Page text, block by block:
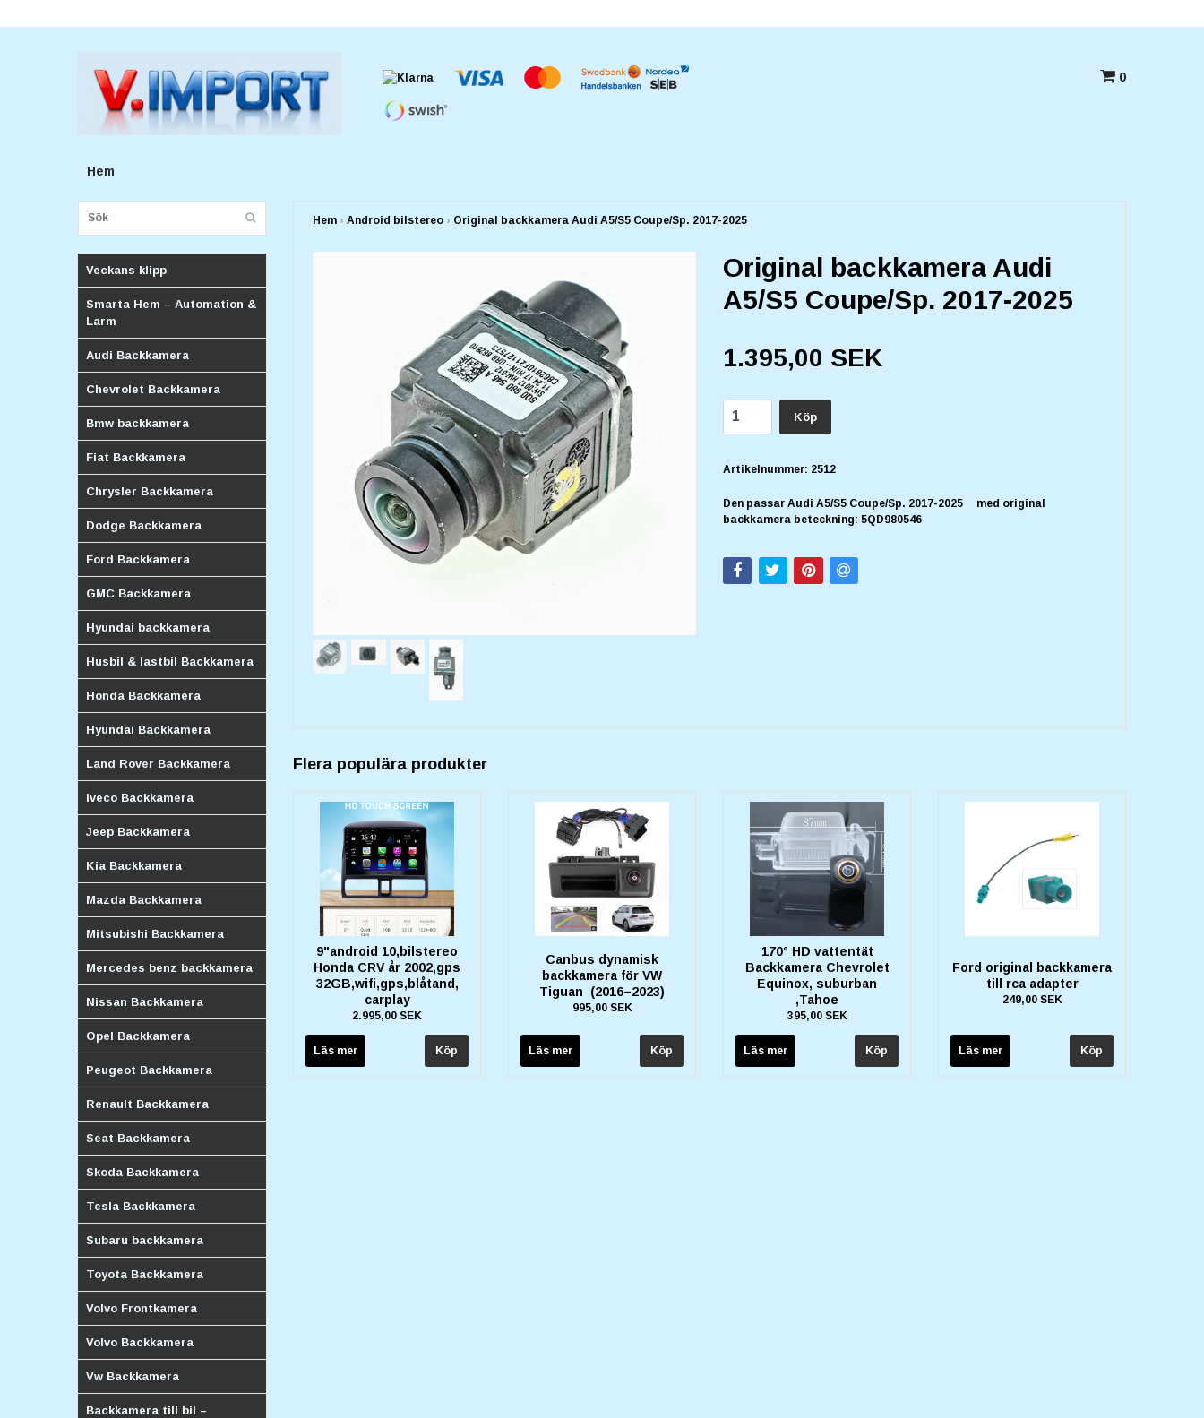
0
Hem
Veckans klipp
Smarta Hem – Automation &
Larm
Audi Backkamera
Chevrolet Backkamera
Bmw backkamera
Fiat Backkamera
Chrysler Backkamera
Dodge Backkamera
Ford Backkamera
GMC Backkamera
Hyundai backkamera
Husbil & lastbil Backkamera
Honda Backkamera
Hyundai Backkamera
Land Rover Backkamera
Iveco Backkamera
Jeep Backkamera
Kia Backkamera
Mazda Backkamera
Mitsubishi Backkamera
Mercedes benz backkamera
Nissan Backkamera
Opel Backkamera
Peugeot Backkamera
Renault Backkamera
Seat Backkamera
Skoda Backkamera
Tesla Backkamera
Subaru backkamera
Toyota Backkamera
Volvo Frontkamera
Volvo Backkamera
Vw Backkamera
Backkamera till bil –
Hem › Android bilstereo › Original backkamera Audi A5/S5 Coupe/Sp. 2017-2025
Original backkamera Audi
A5/S5 Coupe/Sp. 2017-2025
1.395,00 SEK
Köp
Artikelnummer: 2512
Den passar Audi A5/S5 Coupe/Sp. 2017-2025 med original
backkamera beteckning: 5QD980546
Flera populära produkter
9"android 10,bilstereo
Honda CRV år 2002,gps
32GB,wifi,gps,blåtand,
carplay
2.995,00 SEK
Läs mer
Canbus dynamisk
backkamera för VW
Tiguan (2016–2023)
995,00 SEK
Läs mer
170° HD vattentät
Backkamera Chevrolet
Equinox, suburban
,Tahoe
395,00 SEK
Läs mer
Ford original backkamera
till rca adapter
249,00 SEK
Läs mer